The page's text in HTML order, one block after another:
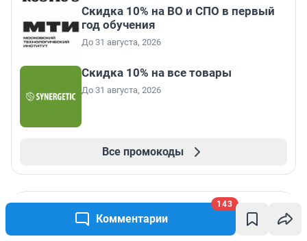
Комментарии
143
Скидка 10% на ВО и СПО в первый
год обучения
До 31 августа, 2026
Скидка 10% на все товары
До 31 августа, 2026
Все промокоды